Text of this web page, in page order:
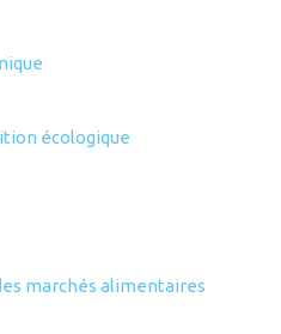
écologique
marchés alimentaires